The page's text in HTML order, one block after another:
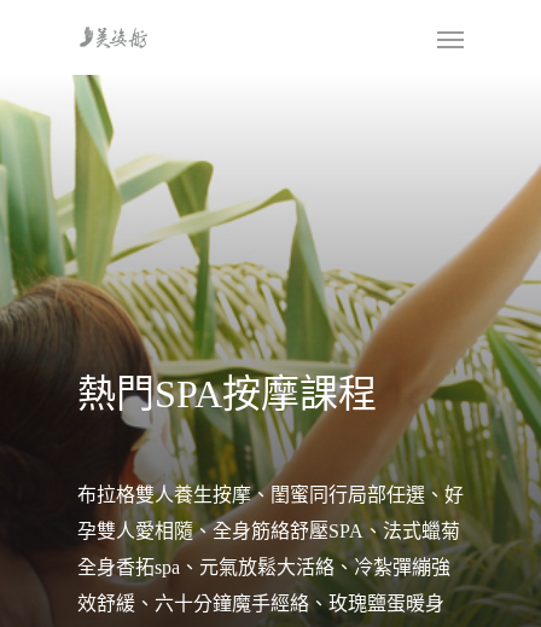
熱門SPA按摩課程
布拉格雙人養生按摩、閨蜜同行局部任選、好
孕雙人愛相隨、全身筋絡舒壓SPA、法式蠟菊
全身香拓spa、元氣放鬆大活絡、冷紮彈繃強
效舒緩、六十分鐘魔手經絡、玫瑰鹽蛋暖身